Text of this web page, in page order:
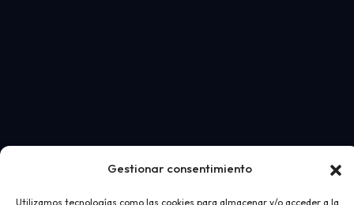
Gestionar consentimiento
Utilizamos tecnologías como las cookies para almacenar y/o acceder a la